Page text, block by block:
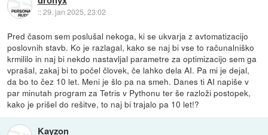
::29. jan 2025, 23:02
Pred časom sem poslušal nekoga, ki se ukvarja z avtomatizacijo
poslovnih stavb. Ko je razlagal, kako se naj bi vse to računalniško
krmililo in naj bi nekdo nastavljal parametre za optimizacijo sem ga
vprašal, zakaj bi to počel človek, če lahko dela AI. Pa mi je dejal,
da bo to čez 10 let. Meni je šlo pa na smeh. Danes ti AI napiše v
par minutah program za Tetris v Pythonu ter še razloži postopek,
kako je prišel do rešitve, to naj bi trajalo pa 10 let!?
Kayzon